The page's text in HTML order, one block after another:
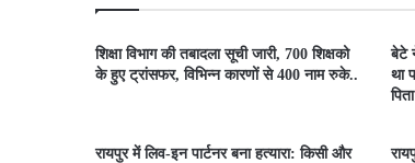
शिक्षा विभाग की तबादला सूची जारी, 700 शिक्षको
के हुए ट्रांसफर, विभिन्न कारणों से 400 नाम रुके..
बेटे
था
रायपुर में लिव-इन पार्टनर बना हत्यारा: किसी और